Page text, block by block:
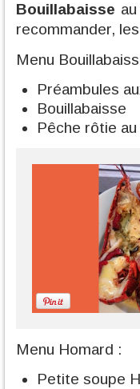
Bouillabaisse
recommander,
Menu
Préambules
Bouillabaisse
Pêche rôtie au
Menu Homard :
Petite soupe